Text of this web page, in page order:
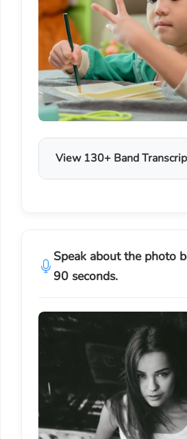
View 130+ Band
Speak about the photo
90 seconds.